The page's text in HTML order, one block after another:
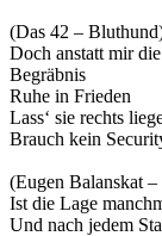
(Das 42 –
Doch anstatt mir
Begräbnis
Ruhe in Frieden
Lass‘ sie rechts
Brauch kein
(Eugen Balanskat
Ist die Lage
Und nach jedem